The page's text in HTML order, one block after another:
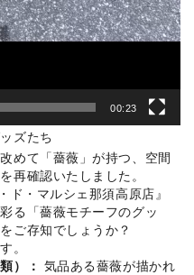
00:23
ズたち
めて「薔薇」が持つ、空間
再確認いたしました。
ド・マルシェ那須高原店』
る「薔薇モチーフのグッ
ご存知でしょうか？
。
）：
気品ある薔薇が描かれ